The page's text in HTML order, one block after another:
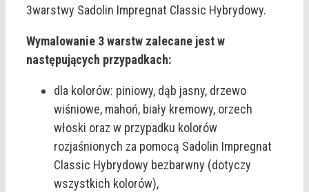
3warstwy Sadolin Impregnat Classic Hybrydowy.
Wymalowanie 3 warstw zalecane jest w
następujących przypadkach:
dla kolorów: piniowy, dąb jasny, drzewo
wiśniowe, mahoń, biały kremowy, orzech
włoski oraz w przypadku kolorów
rozjaśnionych za pomocą Sadolin Impregnat
Classic Hybrydowy bezbarwny (dotyczy
wszystkich kolorów),